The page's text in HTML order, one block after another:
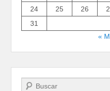
24
25 26
31
«
Buscar